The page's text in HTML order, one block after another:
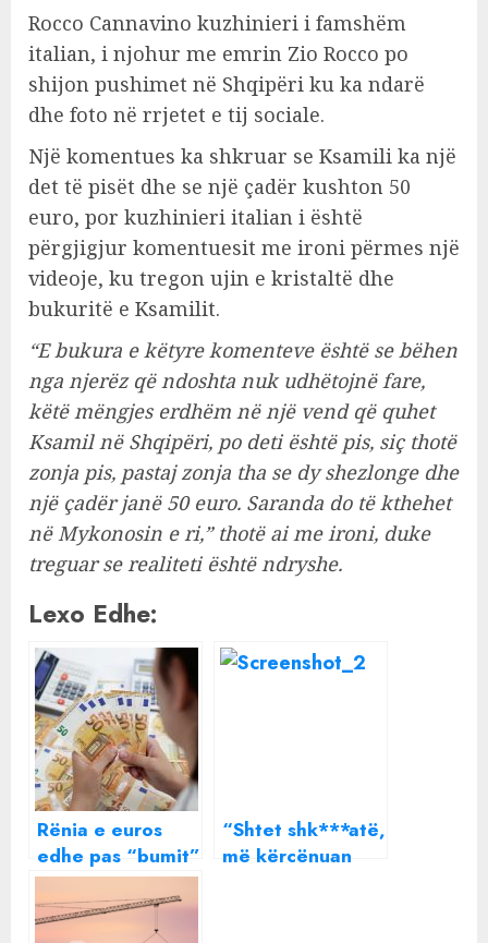
Rocco Cannavino kuzhinieri i famshëm
italian, i njohur me emrin Zio Rocco po
shijon pushimet në Shqipëri ku ka ndarë
dhe foto në rrjetet e tij sociale.
Një komentues ka shkruar se Ksamili ka një
det të pisët dhe se një çadër kushton 50
euro, por kuzhinieri italian i është
përgjigjur komentuesit me ironi përmes një
videoje, ku tregon ujin e kristaltë dhe
bukuritë e Ksamilit.
“E bukura e këtyre komenteve është se bëhen
nga njerëz që ndoshta nuk udhëtojnë fare,
këtë mëngjes erdhëm në një vend që quhet
Ksamil në Shqipëri, po deti është pis, siç thotë
zonja pis, pastaj zonja tha se dy shezlonge dhe
një çadër janë 50 euro. Saranda do të kthehet
në Mykonosin e ri,” thotë ai me ironi, duke
treguar se realiteti është ndryshe.
Lexo Edhe:
Rënia e euros
edhe pas “bumit”
turistik, pastrim
parash… apo?
“Shtet shk***atë,
më kërcënuan